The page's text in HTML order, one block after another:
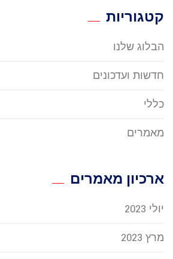
קטגוריות
הבלוג שלנו
חדשות ועדכונים
כללי
מאמרים
ארכיון מאמרים
יולי 2023
מרץ 2023